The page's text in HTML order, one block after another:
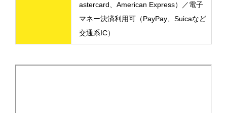
astercard、American Express）／電子
マネー決済利用可（PayPay、Suicaなど
交通系IC）